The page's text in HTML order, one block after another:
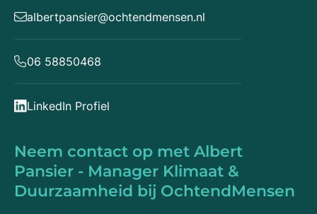
albertpansier@ochtendmensen.nl
06 58850468
LinkedIn Profiel
Neem contact op met Albert
Pansier - Manager Klimaat &
Duurzaamheid bij OchtendMensen